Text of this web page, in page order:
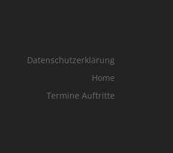
Datenschutzerklärung
Home
Termine Auftritte